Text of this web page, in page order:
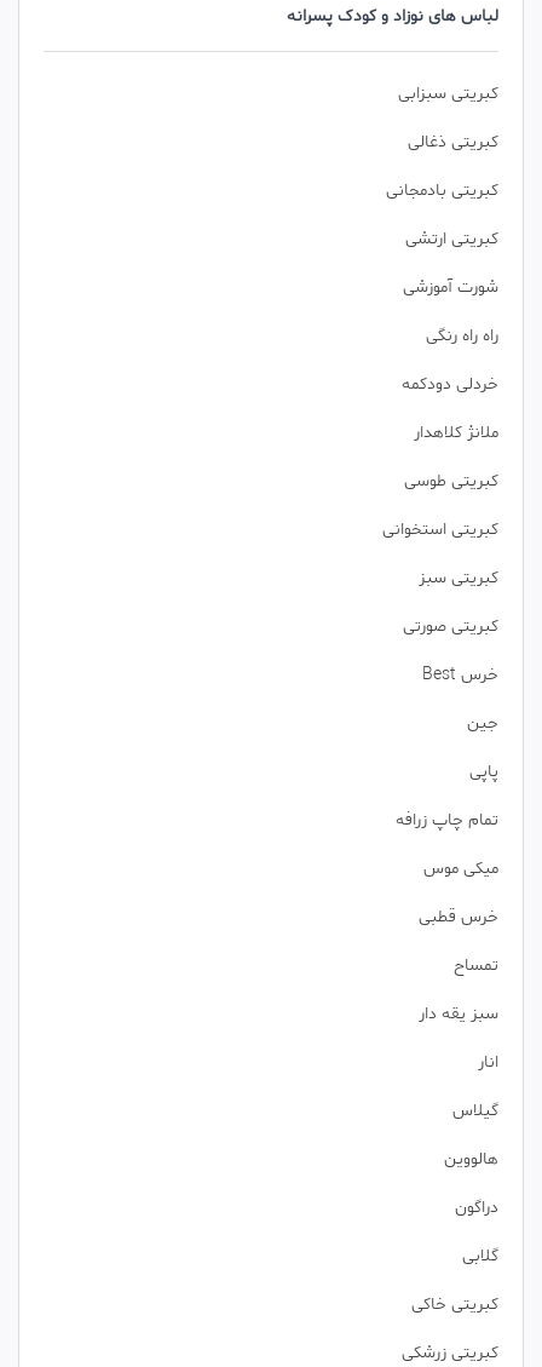
لباس های نوزاد و کودک پسرانه
کبریتی سبزابی
کبریتی ذغالی
کبریتی بادمجانی
کبریتی ارتشی
شورت آموزشی
راه راه رنگی
خردلی دودکمه
ملانژ کلاهدار
کبریتی طوسی
کبریتی استخوانی
کبریتی سبز
کبریتی صورتی
خرس Best
جین
پاپی
تمام چاپ زرافه
میکی موس
خرس قطبی
تمساح
سبز یقه دار
انار
گیلاس
هالووین
دراگون
گلابی
کبریتی خاکی
کبریتی زرشکی